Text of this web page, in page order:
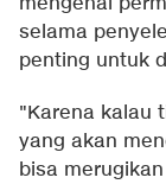
selama
penting untuk
"Karena kalau
yang akan
bisa